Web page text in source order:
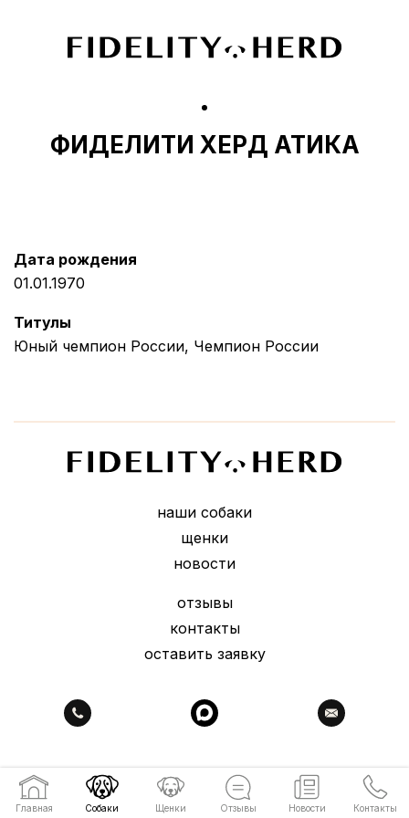
ФИДЕЛИТИ ХЕРД АТИКА
Дата рождения
01.01.1970
Титулы
Юный чемпион России, Чемпион России
наши собаки
щенки
новости
отзывы
контакты
оставить заявку
Главная Собаки Щенки Отзывы Новости Контакты